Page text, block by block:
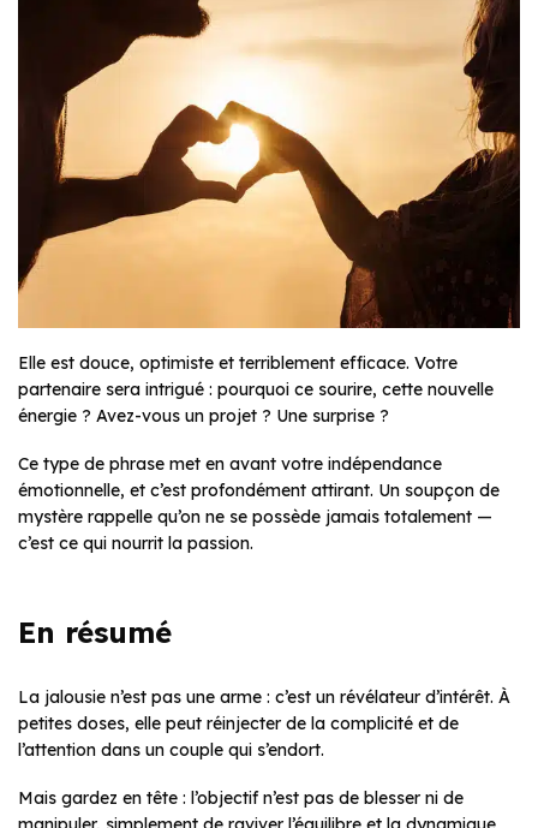
Elle est douce, optimiste et terriblement efficace. Votre
partenaire sera intrigué : pourquoi ce sourire, cette nouvelle
énergie ? Avez-vous un projet ? Une surprise ?
Ce type de phrase met en avant votre indépendance
émotionnelle, et c’est profondément attirant. Un soupçon de
mystère rappelle qu’on ne se possède jamais totalement —
c’est ce qui nourrit la passion.
En résumé
La jalousie n’est pas une arme : c’est un révélateur d’intérêt. À
petites doses, elle peut réinjecter de la complicité et de
l’attention dans un couple qui s’endort.
Mais gardez en tête : l’objectif n’est pas de blesser ni de